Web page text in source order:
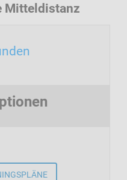
Mitteldistanz